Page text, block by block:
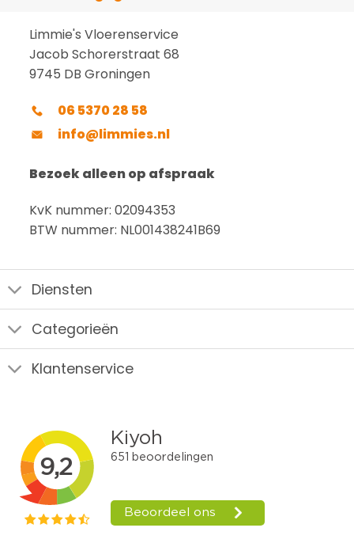
Limmie's Vloerenservice
Jacob Schorerstraat 68
9745 DB Groningen
06 5370 28 58
info@limmies.nl
Bezoek alleen op afspraak
KvK nummer: 02094353
BTW nummer: NL001438241B69
Diensten
Categorieën
Klantenservice